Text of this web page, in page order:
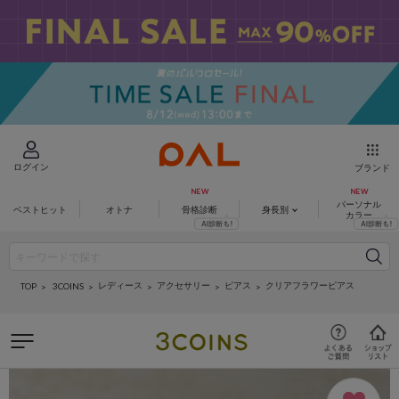
ログイン ブランド
ベストヒット オトナ 骨格診断 身長別
パーソナル
カラー
TOP 3COINS レディース アクセサリー ピアス クリアフラワーピアス